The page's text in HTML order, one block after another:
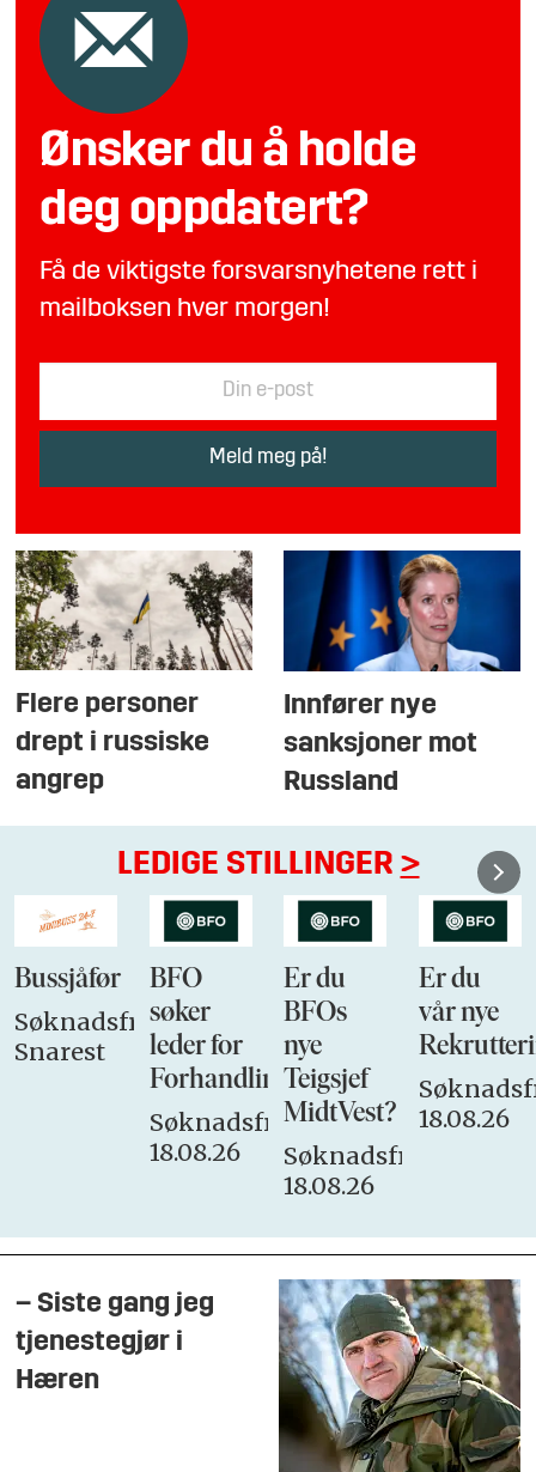
Ønsker du å holde
deg oppdatert?
Få de viktigste forsvarsnyhetene rett i
mailboksen hver morgen!
Flere personer
drept i russiske
angrep
Innfører nye
sanksjoner mot
Russland
LEDIGE STILLINGER >
Bussjåfør
Søknadsfrist:
Snarest
BFO
søker
leder for
Forhandlingsutvalget
Søknadsfrist:
18.08.26
Er du
BFOs
nye
Teigsjef
MidtVest?
Søknadsfrist:
18.08.26
Er du
vår nye
18.08.26
– Siste gang jeg
tjenestegjør i
Hæren